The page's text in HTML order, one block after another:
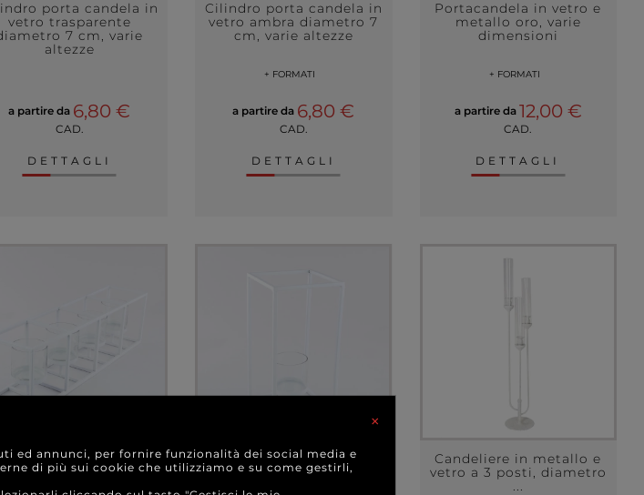
porta candela in
vetro trasparente
7 cm, varie
altezze
a partire da 6,80 €
CAD.
DETTAGLI
Cilindro porta candela in
vetro ambra diametro 7
cm, varie altezze
+ FORMATI
a partire da 6,80 €
CAD.
DETTAGLI
Portacandela in vetro e
metallo oro, varie
dimensioni
+ FORMATI
a partire da 12,00 €
CAD.
DETTAGLI
in metallo con
in vetro,
Portacandela in vetro
con struttura in metallo,
Candeliere in metallo e
vetro a 3 posti, diametro
×
ed annunci, per fornire funzionalità dei social media e
di più sui cookie che utilizziamo e su come gestirli,